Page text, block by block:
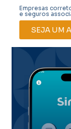
Empresas
e seguros
SEJA UM